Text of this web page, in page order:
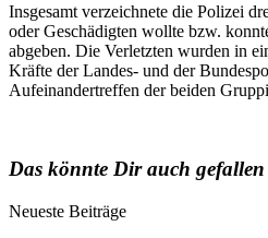
Insgesamt verzeichnete die Polizei
oder Geschädigten wollte bzw.
abgeben. Die Verletzten wurden in
Kräfte der Landes- und der
Aufeinandertreffen der beiden
Das könnte Dir auch gefallen
Neueste Beiträge